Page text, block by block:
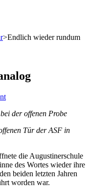
>Endlich wieder rundum
der offenen Probe
Tür der ASF in
die Augustinerschule
des Wortes wieder ihre
beiden letzten Jahren
worden war.